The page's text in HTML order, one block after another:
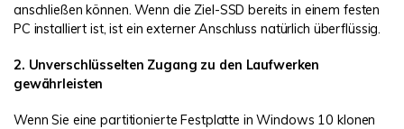
anschließen können. Wenn die Ziel-SSD bereits in einem festen
PC installiert ist, ist ein externer Anschluss natürlich überflüssig.
2. Unverschlüsselten Zugang zu den Laufwerken
gewährleisten
Wenn Sie eine partitionierte Festplatte in Windows 10 klonen